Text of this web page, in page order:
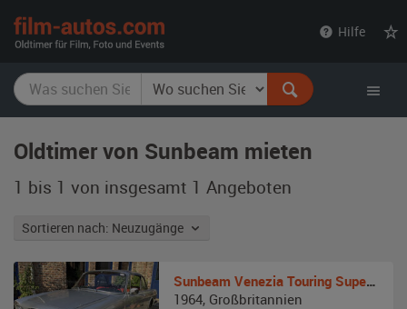
Hilfe
Oldtimer von Sunbeam mieten
1 bis 1 von insgesamt 1 Angeboten
Sortieren nach: Neuzugänge
Sunbeam Venezia Touring Superleggera
1964, Großbritannien